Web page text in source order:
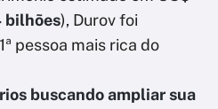
bilhões), Durov foi
pessoa mais rica do
buscando ampliar sua